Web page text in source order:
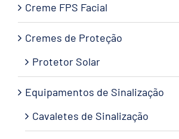
Creme FPS Facial
Cremes de Proteção
Protetor Solar
Equipamentos de Sinalização
Cavaletes de Sinalização